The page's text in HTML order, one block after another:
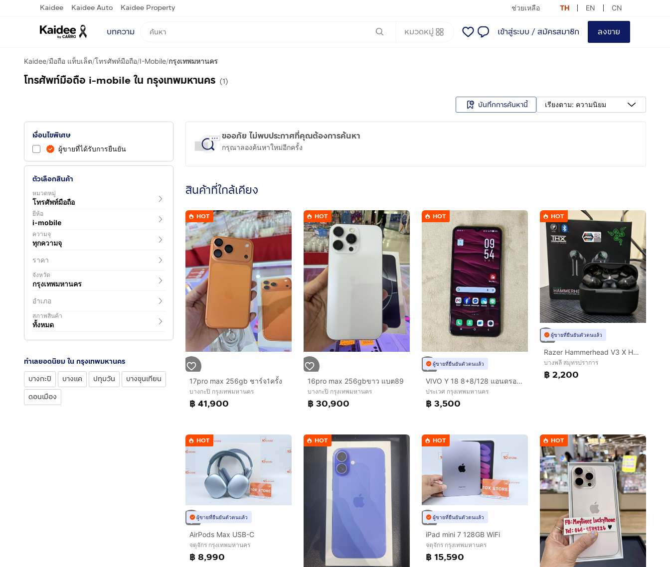
Kaidee Kaidee Auto Kaidee Property ช่วยเหลือ TH EN CN
บทความ หมวดหมู่ เข้าสู่ระบบ / สมัครสมาชิก ลงขาย
Kaidee/มือถือ แท็บเล็ต/โทรศัพท์มือถือ/I-Mobile/กรุงเทพมหานคร
โทรศัพท์มือถือ i-mobile ใน กรุงเทพมหานคร (1)
บันทึกการค้นหานี้ เรียงตาม: ความนิยม
เงื่อนไขพิเศษ
ผู้ขายที่ได้รับการยืนยัน
ตัวเลือกสินค้า
หมวดหมู่
โทรศัพท์มือถือ
ยี่ห้อ
i-mobile
ความจุ
ทุกความจุ
ราคา
จังหวัด
กรุงเทพมหานคร
อำเภอ
สภาพสินค้า
ทั้งหมด
ทำเลยอดนิยม ใน กรุงเทพมหานคร
บางกะปิ
บางแค ปทุมวัน
บางขุนเทียน
ดอนเมือง
ขออภัย ไม่พบประกาศที่คุณต้องการค้นหา
กรุณาลองค้นหาใหม่อีกครั้ง
สินค้าที่ใกล้เคียง
HOT
17pro max 256gb ชาร์จ1ครั้ง
บางกะปิ กรุงเทพมหานคร
฿ 41,900
HOT
16pro max 256gbขาว แบต89
บางกะปิ กรุงเทพมหานคร
฿ 30,900
HOT
ผู้ขายที่ยืนยันตัวตนแล้ว
VIVO Y 18 8+8/128 แอนดรอยด์ 16
ประเวศ กรุงเทพมหานคร
฿ 3,500
HOT
ผู้ขายที่ยืนยันตัวตนแล้ว
Razer Hammerhead V3 X HyperSpeed มือสอง ใช้งานครั้งเดียว
บางพลี สมุทรปราการ
฿ 2,200
HOT
ผู้ขายที่ยืนยันตัวตนแล้ว
AirPods Max USB-C
จตุจักร กรุงเทพมหานคร
฿ 8,990
HOT HOT
ผู้ขายที่ยืนยันตัวตนแล้ว
iPad mini 7 128GB WiFi
จตุจักร กรุงเทพมหานคร
฿ 15,590
HOT